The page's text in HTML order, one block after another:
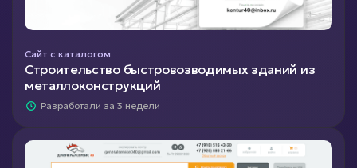
Сайт с каталогом
Строительство быстровозводимых зданий из
металлоконструкций
Разработали за 3 недели